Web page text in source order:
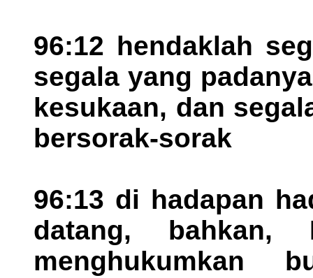
96:12 hendaklah
segala yang
kesukaan, dan
bersorak-sorak
96:13 di hadapan
datang, bahkan,
menghukumkan